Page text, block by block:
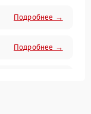
Подробнее →
Подробнее →